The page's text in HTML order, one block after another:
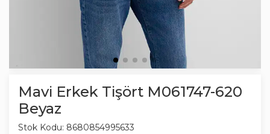
Mavi Erkek Tişört M061747-620
Beyaz
Stok Kodu: 8680854995633